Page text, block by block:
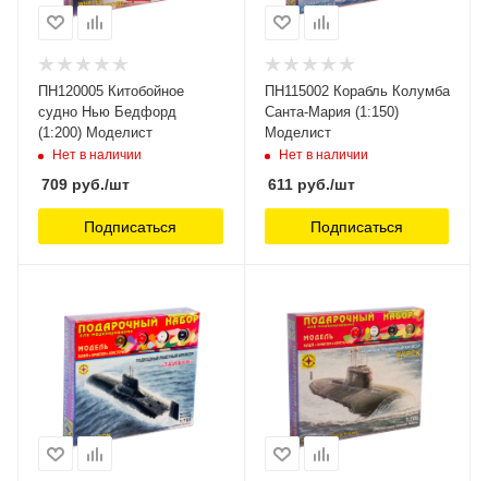
ПН120005 Китобойное
судно Нью Бедфорд
(1:200) Моделист
Нет в наличии
709 руб./шт
Подписаться
ПН115002 Корабль Колумба
Санта-Мария (1:150)
Моделист
Нет в наличии
611руб./шт
Подписаться